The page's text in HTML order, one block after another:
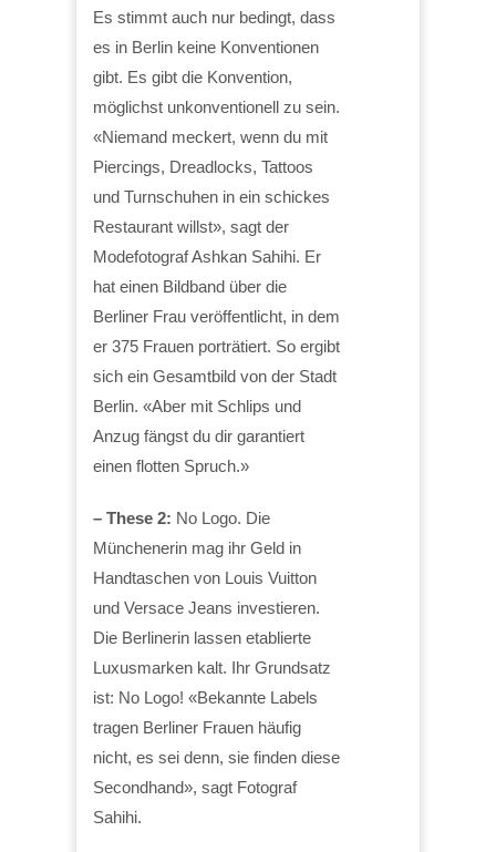
Es stimmt auch nur bedingt, dass
es in Berlin keine Konventionen
gibt. Es gibt die Konvention,
möglichst unkonventionell zu sein.
«Niemand meckert, wenn du mit
Piercings, Dreadlocks, Tattoos
und Turnschuhen in ein schickes
Restaurant willst», sagt der
Modefotograf Ashkan Sahihi. Er
hat einen Bildband über die
Berliner Frau veröffentlicht, in dem
er 375 Frauen porträtiert. So ergibt
sich ein Gesamtbild von der Stadt
Berlin. «Aber mit Schlips und
Anzug fängst du dir garantiert
einen flotten Spruch.»
– These 2: No Logo. Die
Münchenerin mag ihr Geld in
Handtaschen von Louis Vuitton
und Versace Jeans investieren.
Die Berlinerin lassen etablierte
Luxusmarken kalt. Ihr Grundsatz
ist: No Logo! «Bekannte Labels
tragen Berliner Frauen häufig
nicht, es sei denn, sie finden diese
Secondhand», sagt Fotograf
Sahihi.